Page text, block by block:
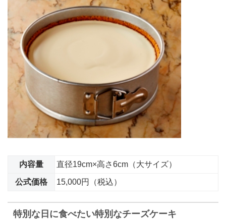
内容量 直径19cm×高さ6cm（大サイズ）
公式価格 15,000円（税込）
特別な日に食べたい特別なチーズケーキ